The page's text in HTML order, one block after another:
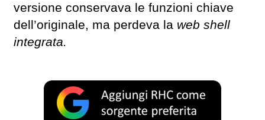
versione conservava le funzioni chiave
dell’originale, ma perdeva la web shell
integrata.